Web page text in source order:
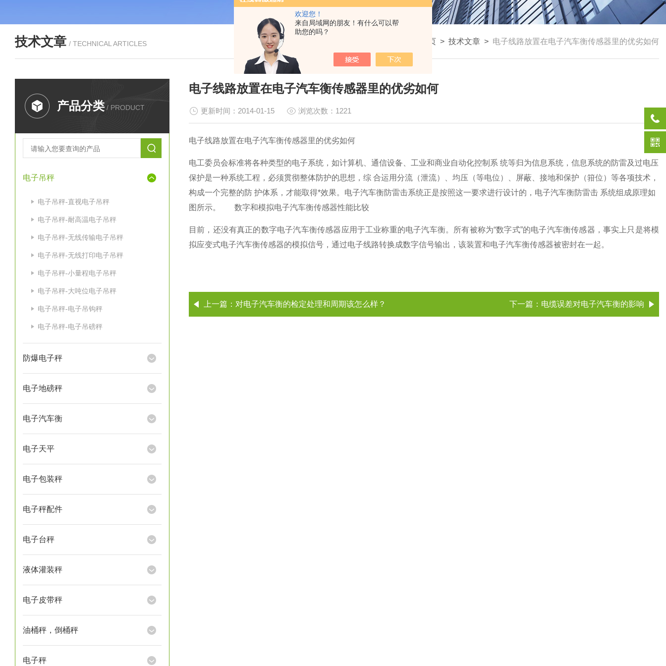
欢迎您！
来自局域网的朋友！有什么可以帮
助您的吗？
技术文章 / TECHNICAL ARTICLES 首页 > 技术文章 > 电子线路放置在电子汽车衡传感器里的优劣如何
产品分类 / PRODUCT
电子吊秤
电子吊秤-直视电子吊秤
电子吊秤-耐高温电子吊秤
电子吊秤-无线传输电子吊秤
电子吊秤-无线打印电子吊秤
电子吊秤-小量程电子吊秤
电子吊秤-大吨位电子吊秤
电子吊秤-电子吊钩秤
电子吊秤-电子吊磅秤
防爆电子秤
电子地磅秤
电子汽车衡
电子天平
电子包装秤
电子秤配件
电子台秤
液体灌装秤
电子皮带秤
油桶秤，倒桶秤
电子秤
电子线路放置在电子汽车衡传感器里的优劣如何
更新时间：2014-01-15 浏览次数：1221
电子线路放置在电子汽车衡传感器里的优劣如何
电工委员会标准将各种类型的电子系统，如计算机、通信设备、工业和商业自动化控制系 统等归为信息系统，信息系统的防雷及过电压
保护是一种系统工程，必须贯彻整体防护的思想，综 合运用分流（泄流）、均压（等电位）、屏蔽、接地和保护（箝位）等各项技术，
构成一个完整的防 护体系，才能取得*效果。电子汽车衡防雷击系统正是按照这一要求进行设计的，电子汽车衡防雷击 系统组成原理如
图所示。
数字和模拟电子汽车衡传感器性能比较
目前，还没有真正的数字电子汽车衡传感器应用于工业称重的电子汽车衡。所有被称为“数字式”的电子汽车衡传感器，事实上只是将模
拟应变式电子汽车衡传感器的模拟信号，通过电子线路转换成数字信号输出，该装置和电子汽车衡传感器被密封在一起。
上一篇： 对电子汽车衡的检定处理和周期该怎么样？ 下一篇： 电缆误差对电子汽车衡的影响